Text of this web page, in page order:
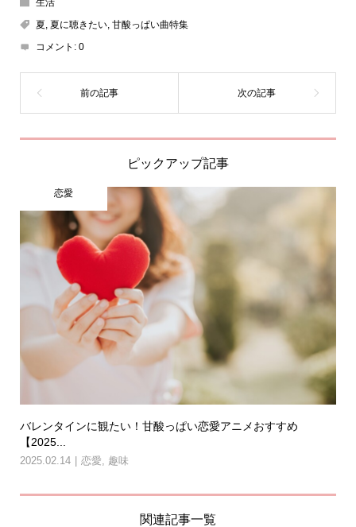
生活
夏, 夏に聴きたい, 甘酸っぱい曲特集
コメント: 0
ピックアップ記事
恋愛
バレンタインに観たい！甘酸っぱい恋愛アニメおすすめ
【2025...
2025.02.14 恋愛 趣味
関連記事一覧